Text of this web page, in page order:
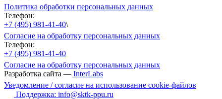
Политика обработки персональных данных
Телефон:
+7 (495) 981-41-40\
Согласие на обработку персональных данных
Телефон:
+7 (495) 981-41-40
Согласие на обработку персональных данных
Разработка сайта — InterLabs
Уведомление / согласие на использование cookie-файлов
Поддержка: info@sktk-ppu.ru